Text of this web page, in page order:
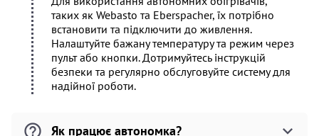
таких як Webasto та Eberspacher, їх потрібно
встановити та підключити до живлення.
Налаштуйте бажану температуру та режим через
пульт або кнопки. Дотримуйтесь інструкцій
безпеки та регулярно обслуговуйте систему для
надійної роботи.
Як працює автономка?